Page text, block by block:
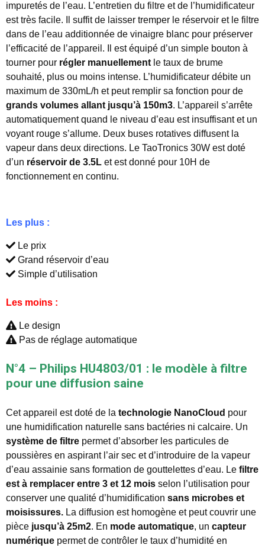
impuretés de l’eau. L’entretien du filtre et de l’humidificateur
est très facile. Il suffit de laisser tremper le réservoir et le filtre
dans de l’eau additionnée de vinaigre blanc pour préserver
l’efficacité de l’appareil. Il est équipé d’un simple bouton à
tourner pour régler manuellement le taux de brume
souhaité, plus ou moins intense. L’humidificateur débite un
maximum de 330mL/h et peut remplir sa fonction pour de
grands volumes allant jusqu’à 150m3. L’appareil s’arrête
automatiquement quand le niveau d’eau est insuffisant et un
voyant rouge s’allume. Deux buses rotatives diffusent la
vapeur dans deux directions. Le TaoTronics 30W est doté
d’un réservoir de 3.5L et est donné pour 10H de
fonctionnement en continu.
Les plus :
Le prix
Grand réservoir d’eau
Simple d’utilisation
Les moins :
Le design
Pas de réglage automatique
N°4 – Philips HU4803/01 : le modèle à filtre
pour une diffusion saine
Cet appareil est doté de la technologie NanoCloud pour
une humidification naturelle sans bactéries ni calcaire. Un
système de filtre permet d’absorber les particules de
poussières en aspirant l’air sec et d’introduire de la vapeur
d’eau assainie sans formation de gouttelettes d’eau. Le filtre
est à remplacer entre 3 et 12 mois selon l’utilisation pour
conserver une qualité d’humidification sans microbes et
moisissures. La diffusion est homogène et peut couvrir une
pièce jusqu’à 25m2. En mode automatique, un capteur
numérique permet de contrôler le taux d’humidité en